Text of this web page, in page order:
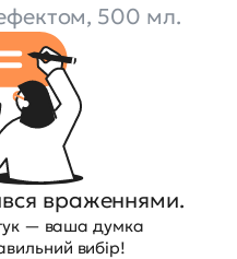
500 мл.
враженнями.
— ваша думка
вибір!